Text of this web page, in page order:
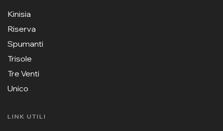
Kinisia
Riserva
Spumanti
Trisole
Tre Venti
Unico
LINK UTILI